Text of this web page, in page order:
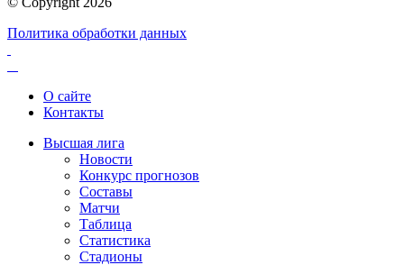
Политика обработки данных
О сайте
Контакты
Высшая лига
Новости
Конкурс прогнозов
Составы
Матчи
Таблица
Статистика
Стадионы